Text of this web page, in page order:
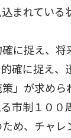
まれている
に捉え、将
確に捉え、
」が求めら
市制１００
め、チャレ